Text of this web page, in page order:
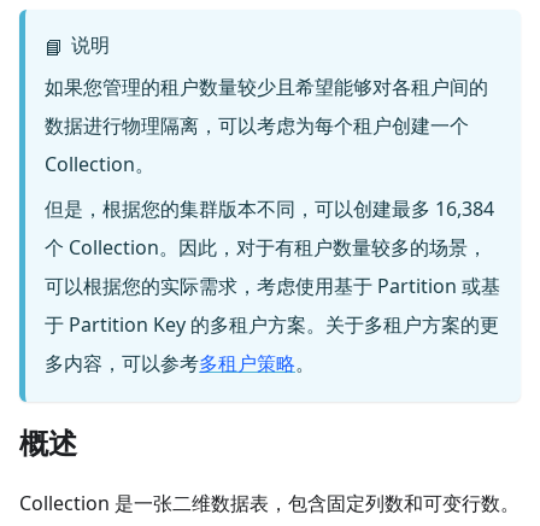
📘 说明
如果您管理的租户数量较少且希望能够对各租户间的
数据进行物理隔离，可以考虑为每个租户创建一个
Collection。
但是，根据您的集群版本不同，可以创建最多 16,384
个 Collection。因此，对于有租户数量较多的场景，
可以根据您的实际需求，考虑使用基于 Partition 或基
于 Partition Key 的多租户方案。关于多租户方案的更
多内容，可以参考多租户策略。
概述
Collection 是一张二维数据表，包含固定列数和可变行数。